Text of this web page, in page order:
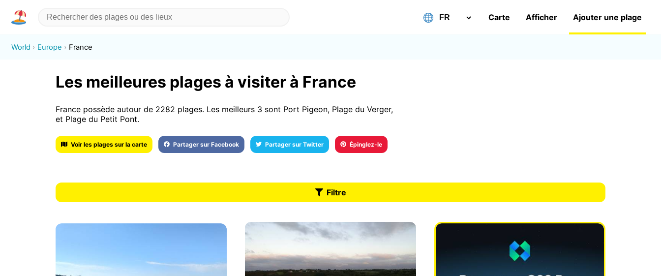
Carte Afficher Ajouter une plage
World Europe France
Les meilleures plages à visiter à France
France possède autour de 2282 plages. Les meilleurs 3 sont Port Pigeon, Plage du Verger,
et Plage du Petit Pont.
Voir les plages sur la carte Partager sur Facebook Partager sur Twitter Épinglez-le
Filtre